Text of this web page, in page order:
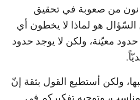
من صعوبة في تحقيق
السّؤال هو لماذا لا يخطون أي
معيّنة، ولكن لا يوجد حدود
ولكن أستطيع القول بثقة إنّ
وتوجيه تفكيركم في